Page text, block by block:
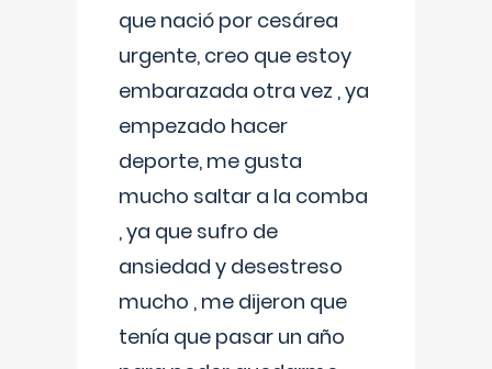
que nació por cesárea
urgente, creo que estoy
embarazada otra vez , ya
empezado hacer
deporte, me gusta
mucho saltar a la comba
, ya que sufro de
ansiedad y desestreso
mucho , me dijeron que
tenía que pasar un año